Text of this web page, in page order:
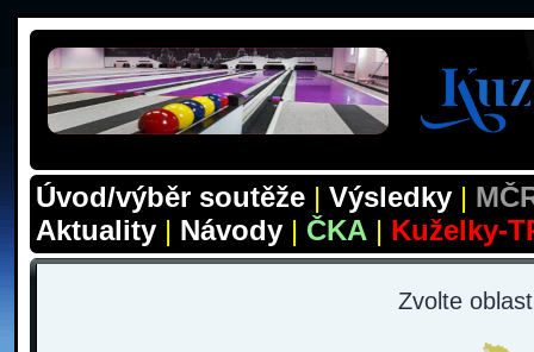
Úvod/výběr soutěže| Výsledky|
Aktuality| Návody | ČKA| Kuželky-
Zvolte